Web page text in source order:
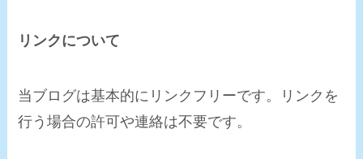
リンクについて
当ブログは基本的にリンクフリーです。リンクを
行う場合の許可や連絡は不要です。